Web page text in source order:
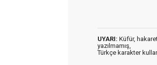
UYARI: Küfür,
yazılmamış,
Türkçe karakter